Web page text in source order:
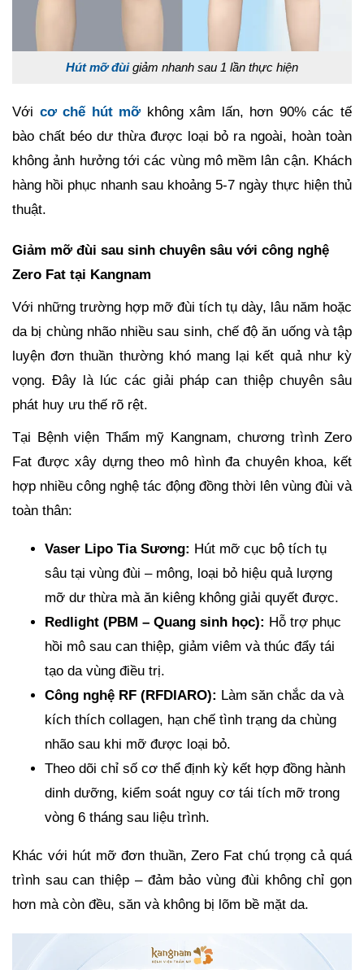
Hút mỡ đùigiảm nhanh sau 1 lần thực hiện
Với cơ chế hút mỡkhông xâm lấn, hơn 90% các tế
bào chất béo dư thừa được loại bỏ ra ngoài, hoàn toàn
không ảnh hưởng tới các vùng mô mềm lân cận. Khách
hàng hồi phục nhanh sau khoảng 5-7 ngày thực hiện thủ
thuật.
Giảm mỡ đùi sau sinh chuyên sâu với công nghệ
Zero Fat tại Kangnam
Với những trường hợp mỡ đùi tích tụ dày, lâu năm hoặc
da bị chùng nhão nhiều sau sinh, chế độ ăn uống và tập
luyện đơn thuần thường khó mang lại kết quả như kỳ
vọng. Đây là lúc các giải pháp can thiệp chuyên sâu
phát huy ưu thế rõ rệt.
Tại Bệnh viện Thẩm mỹ Kangnam, chương trình Zero
Fat được xây dựng theo mô hình đa chuyên khoa, kết
hợp nhiều công nghệ tác động đồng thời lên vùng đùi và
toàn thân:
Vaser Lipo Tia Sương: Hút mỡ cục bộ tích tụ
sâu tại vùng đùi – mông, loại bỏ hiệu quả lượng
mỡ dư thừa mà ăn kiêng không giải quyết được.
Redlight (PBM – Quang sinh học): Hỗ trợ phục
hồi mô sau can thiệp, giảm viêm và thúc đẩy tái
tạo da vùng điều trị.
Công nghệ RF (RFDIARO): Làm săn chắc da và
kích thích collagen, hạn chế tình trạng da chùng
nhão sau khi mỡ được loại bỏ.
Theo dõi chỉ số cơ thể định kỳ kết hợp đồng hành
dinh dưỡng, kiểm soát nguy cơ tái tích mỡ trong
vòng 6 tháng sau liệu trình.
Khác với hút mỡ đơn thuần, Zero Fat chú trọng cả quá
trình sau can thiệp – đảm bảo vùng đùi không chỉ gọn
hơn mà còn đều, săn và không bị lõm bề mặt da.